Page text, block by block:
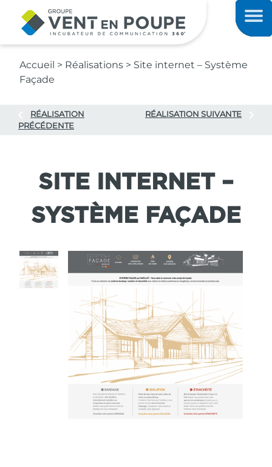
Accueil > Réalisations > Site internet – Système
Façade
RÉALISATION
PRÉCÉDENTE
RÉALISATION SUIVANTE
SITE INTERNET –
SYSTÈME FAÇADE